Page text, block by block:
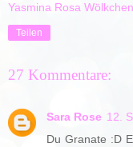
Yasmina Rosa Wölkchen
Teilen
27 Kommentare:
Sara Rose 12.
Du Granate :D